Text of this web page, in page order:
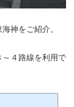
神をご紹介。
４路線を利用で